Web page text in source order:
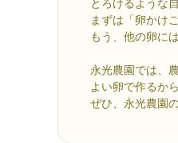
とろけるような
まずは「卵かけ
もう、他の卵に
永光農園では、
よい卵で作るか
ぜひ、永光農園